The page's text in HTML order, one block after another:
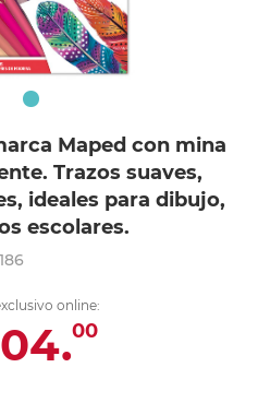
Maped con mina
Trazos suaves,
ideales para dibujo,
escolares.
online:
00